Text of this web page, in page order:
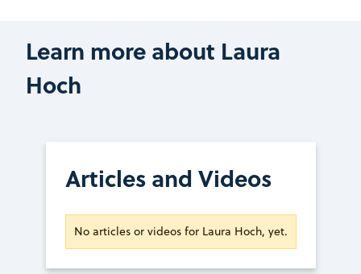
Learn more about Laura
Hoch
Articles and Videos
No articles or videos for Laura Hoch, yet.